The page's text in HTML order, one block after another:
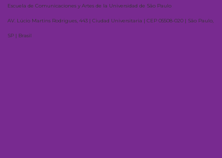
Escuela de Comunicaciones y Artes de la Universidad de São Paulo
AV. Lúcio Martins Rodrigues, 443 | Ciudad Universitaria | CEP 05508-020 | São Paulo,
SP | Brasil